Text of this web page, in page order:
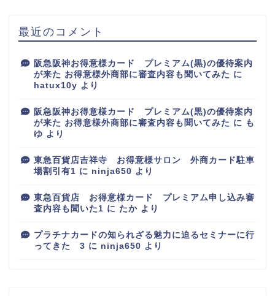
最近のコメント
阪急阪神お得意様カード プレミアム(黒)の優待案内
が来た お得意様外商部に審査内容も聞いてみた に
hatux10y より
阪急阪神お得意様カード プレミアム(黒)の優待案内
が来た お得意様外商部に審査内容も聞いてみた に も
ゆ より
東急百貨店吉祥寺 お得意様サロン 外商カード駐車
場割引有1 に ninja650 より
東急百貨店 お得意様カード プレミアム申し込み審
査内容も聞いた1 に たか より
プラチナカードの知られざる魅力に迫るセミナーに行
ってきた 3 に ninja650 より